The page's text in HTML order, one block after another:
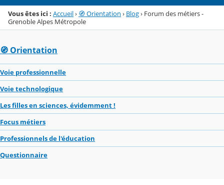
Vous êtes ici : Accueil› 🧭 Orientation › Blog› Forum des métiers -
Grenoble Alpes Métropole
🧭 Orientation
Voie professionnelle
Voie technologique
Les filles en sciences, évidemment !
Focus métiers
Professionnels de l'éducation
Questionnaire